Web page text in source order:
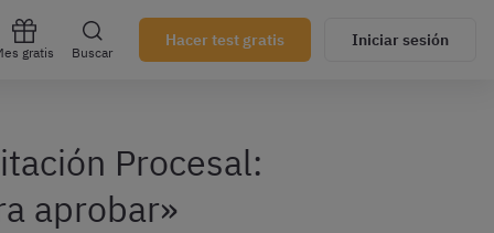
gratis Buscar
Hacer test gratis Iniciar sesión
Procesal:
aprobar»